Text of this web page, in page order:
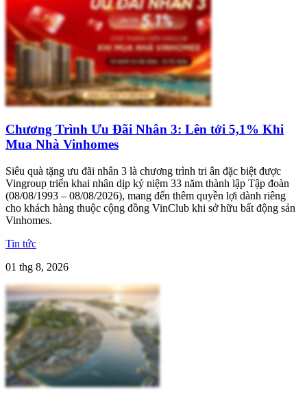
Chương Trình Ưu Đãi Nhân 3: Lên tới 5,1% Khi
Mua Nhà Vinhomes
Siêu quà tặng ưu đãi nhân 3 là chương trình tri ân đặc biệt được
Vingroup triển khai nhân dịp kỷ niệm 33 năm thành lập Tập đoàn
(08/08/1993 – 08/08/2026), mang đến thêm quyền lợi dành riêng
cho khách hàng thuộc cộng đồng VinClub khi sở hữu bất động sản
Vinhomes.
Tin tức
01 thg 8, 2026